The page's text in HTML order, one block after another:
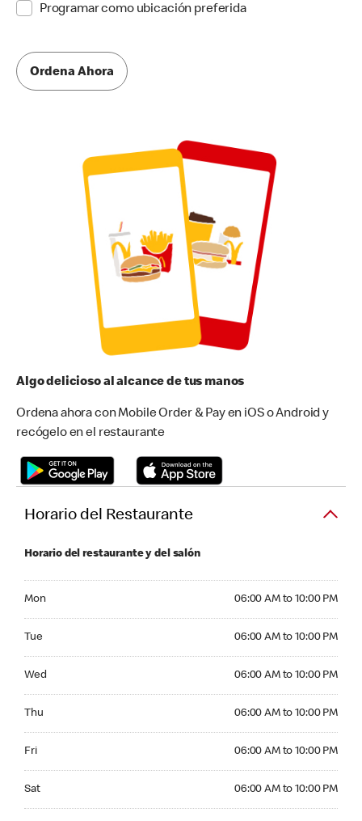
Programar como ubicación preferida
Ordena Ahora
Algo delicioso al alcance de tus manos
Ordena ahora con Mobile Order & Pay en iOS o Android y
recógelo en el restaurante
Horario del Restaurante
Horario del restaurante y del salón
Mon 06:00 AM to 10:00 PM
Tue 06:00 AM to 10:00 PM
Wed 06:00 AM to 10:00 PM
Thu 06:00 AM to 10:00 PM
Fri 06:00 AM to 10:00 PM
Sat 06:00 AM to 10:00 PM